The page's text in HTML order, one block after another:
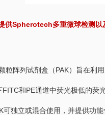
供Spherotech多重微球检测
粒阵列试剂盒（PAK）旨在利
和PE通道中荧光极低的
可独立或混合使用，并提供功